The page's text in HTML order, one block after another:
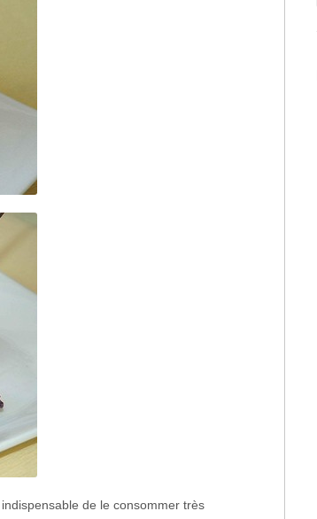
de le consommer très